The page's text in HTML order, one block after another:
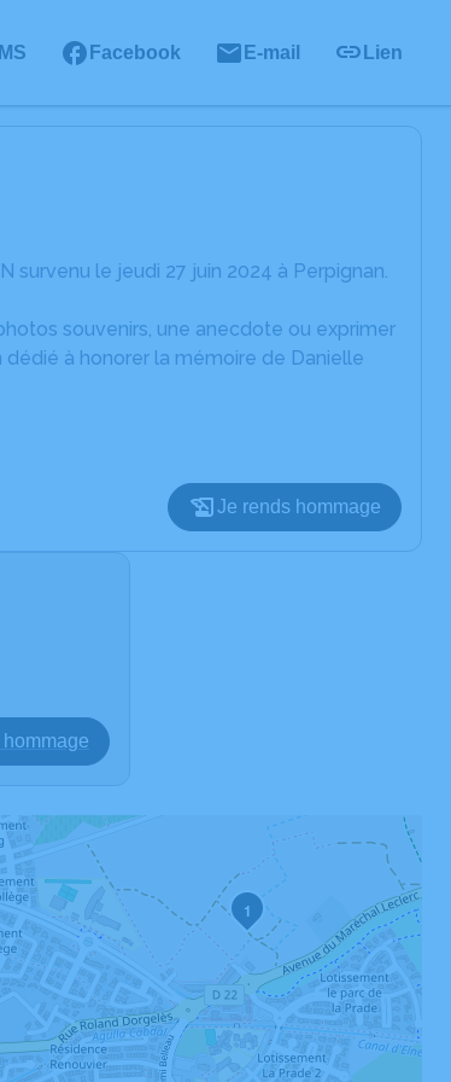
Facebook E-mail Lien
survenu le jeudi 27 juin 2024 à Perpignan.
souvenirs, une anecdote ou exprimer
à honorer la mémoire de Danielle
Je rends hommage
1